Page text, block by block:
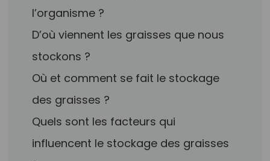
l’organisme ?
D’où viennent les graisses que nous
stockons ?
Où et comment se fait le stockage
des graisses ?
Quels sont les facteurs qui
influencent le stockage des graisses